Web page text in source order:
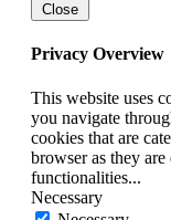
Close
Privacy Overview
This website uses
you navigate
cookies that are
browser as they
functionalities...
Necessary